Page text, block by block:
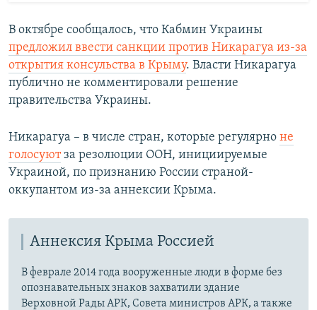
В октябре сообщалось, что Кабмин Украины
предложил ввести санкции против Никарагуа из-за
открытия консульства в Крыму. Власти Никарагуа
публично не комментировали решение
правительства Украины.
Никарагуа – в числе стран, которые регулярно не
голосуютза резолюции ООН, инициируемые
Украиной, по признанию России страной-
оккупантом из-за аннексии Крыма.
Аннексия Крыма Россией
В феврале 2014 года вооруженные люди в форме без
опознавательных знаков захватили здание
Верховной Рады АРК, Совета министров АРК, а также